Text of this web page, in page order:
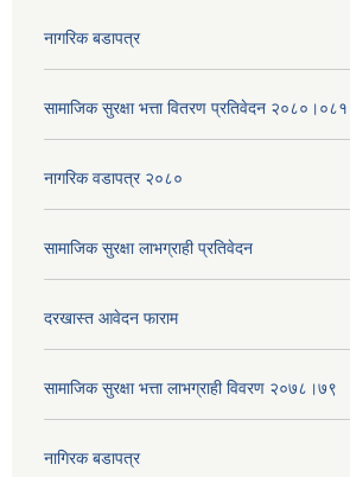
नागरिक बडापत्र
सामाजिक सुरक्षा भत्ता वितरण प्रतिवेदन २०८०।०८१
नागरिक वडापत्र २०८०
सामाजिक सुरक्षा लाभग्राही प्रतिवेदन
दरखास्त आवेदन फाराम
सामाजिक सुरक्षा भत्ता लाभग्राही विवरण २०७८।७९
नागिरक बडापत्र